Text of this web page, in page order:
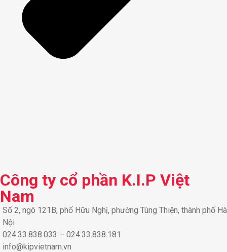
Công ty cổ phần K.I.P Việt
Nam
Số 2, ngõ 121B, phố Hữu Nghị, phường Tùng Thiện, thành phố Hà
Nội
024.33.838.033 – 024.33.838.181
info@kipvietnam.vn